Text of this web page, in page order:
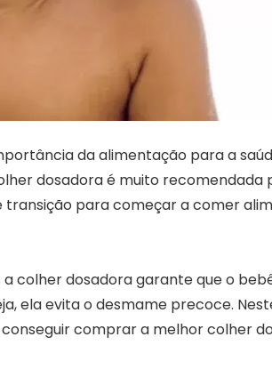
da alimentação para a
dosadora é muito recomendada
para começar a comer
colher dosadora garante que o
ela evita o desmame precoce.
comprar a melhor colher